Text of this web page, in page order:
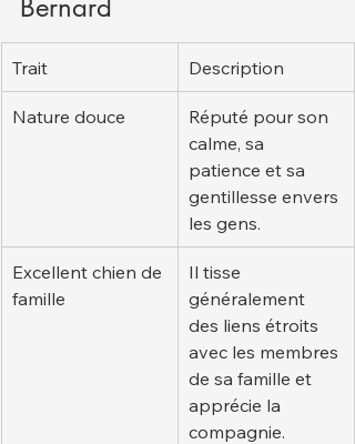
Bernard
Trait Description
Nature douce
Réputé pour son
calme, sa
patience et sa
gentillesse envers
les gens.
Excellent chien de
famille
Il tisse
généralement
des liens étroits
avec les membres
de sa famille et
apprécie la
compagnie.